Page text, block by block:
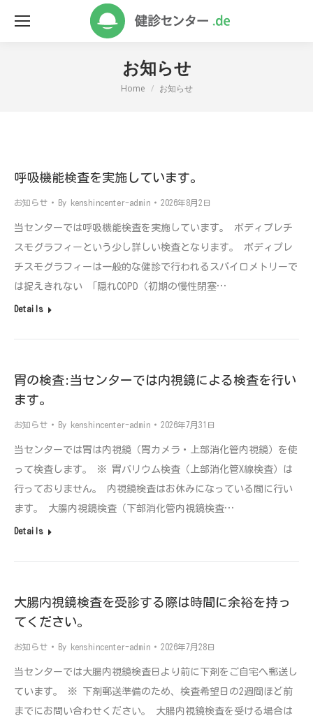
お知らせ
You are here:
Home お知らせ
呼吸機能検査を実施しています。
お知らせ By kenshincenter-admin 2026年8月2日
当センターでは呼吸機能検査を実施しています。 ボディプレチ
スモグラフィーという少し詳しい検査となります。 ボディプレ
チスモグラフィーは一般的な健診で行われるスパイロメトリーで
は捉えきれない 「隠れCOPD（初期の慢性閉塞…
Details
胃の検査:当センターでは内視鏡による検査を行い
ます。
お知らせ By kenshincenter-admin 2026年7月31日
当センターでは胃は内視鏡（胃カメラ・上部消化管内視鏡）を使
って検査します。 ※ 胃バリウム検査（上部消化管X線検査）は
行っておりません。 内視鏡検査はお休みになっている間に行い
ます。 大腸内視鏡検査（下部消化管内視鏡検査…
Details
大腸内視鏡検査を受診する際は時間に余裕を持っ
てください。
お知らせ By kenshincenter-admin 2026年7月28日
当センターでは大腸内視鏡検査日より前に下剤をご自宅へ郵送し
ています。 ※ 下剤郵送準備のため、検査希望日の2週間ほど前
までにお問い合わせください。 大腸内視鏡検査を受ける場合は